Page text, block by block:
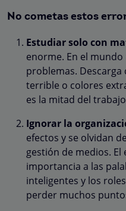
No cometas estos
Estudiar solo con
enorme. En el
problemas.
terrible o colores
es la mitad del
Ignorar la
efectos y se olvidan
gestión de medios.
importancia a las
inteligentes y los
perder muchos